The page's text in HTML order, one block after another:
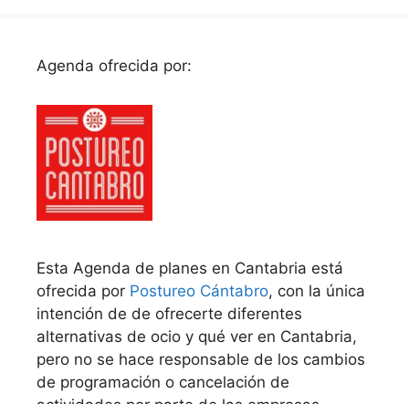
Agenda ofrecida por:
Esta Agenda de planes en Cantabria está
ofrecida por Postureo Cántabro, con la única
intención de de ofrecerte diferentes
alternativas de ocio y qué ver en Cantabria,
pero no se hace responsable de los cambios
de programación o cancelación de